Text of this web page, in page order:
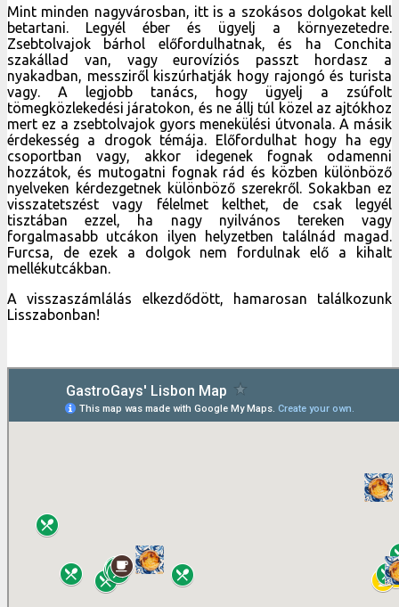
Mint minden nagyvárosban, itt is a szokásos dolgokat kell
betartani. Legyél éber és ügyelj a környezetedre.
Zsebtolvajok bárhol előfordulhatnak, és ha Conchita
szakállad van, vagy eurovíziós passzt hordasz a
nyakadban, messziről kiszúrhatják hogy rajongó és turista
vagy. A legjobb tanács, hogy ügyelj a zsúfolt
tömegközlekedési járatokon, és ne állj túl közel az ajtókhoz
mert ez a zsebtolvajok gyors menekülési útvonala. A másik
érdekesség a drogok témája. Előfordulhat hogy ha egy
csoportban vagy, akkor idegenek fognak odamenni
hozzátok, és mutogatni fognak rád és közben különböző
nyelveken kérdezgetnek különböző szerekről. Sokakban ez
visszatetszést vagy félelmet kelthet, de csak legyél
tisztában ezzel, ha nagy nyilvános tereken vagy
forgalmasabb utcákon ilyen helyzetben találnád magad.
Furcsa, de ezek a dolgok nem fordulnak elő a kihalt
mellékutcákban.
A visszaszámlálás elkezdődött, hamarosan találkozunk
Lisszabonban!